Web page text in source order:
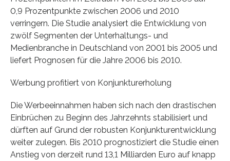
0,9 Prozentpunkte zwischen 2006 und 2010
verringern. Die Studie analysiert die Entwicklung von
zwölf Segmenten der Unterhaltungs- und
Medienbranche in Deutschland von 2001 bis 2005 und
liefert Prognosen für die Jahre 2006 bis 2010.
Werbung profitiert von Konjunkturerholung
Die Werbeeinnahmen haben sich nach den drastischen
Einbrüchen zu Beginn des Jahrzehnts stabilisiert und
dürften auf Grund der robusten Konjunkturentwicklung
weiter zulegen. Bis 2010 prognostiziert die Studie einen
Anstieg von derzeit rund 13,1 Milliarden Euro auf knapp